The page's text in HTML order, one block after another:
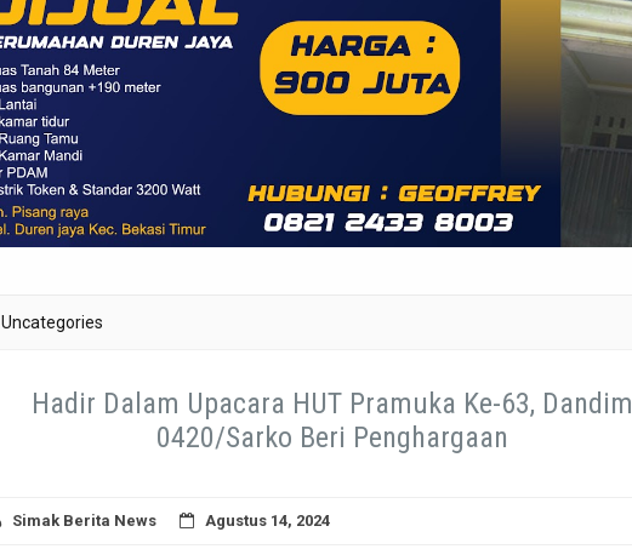
Uncategories
Hadir Dalam Upacara HUT Pramuka Ke-63, Dandim
0420/Sarko Beri Penghargaan
Simak Berita News Agustus 14, 2024